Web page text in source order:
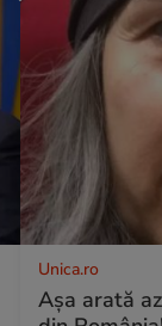
Unica.ro
Așa arată